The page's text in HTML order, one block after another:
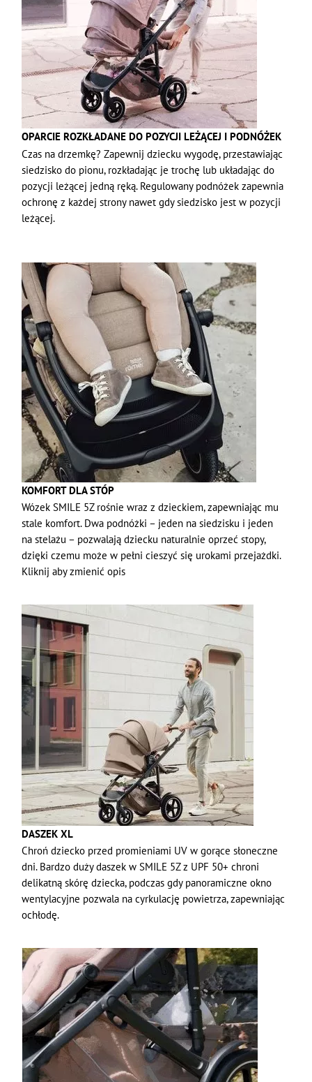
OPARCIE ROZKŁADANE DO POZYCJI LEŻĄCEJ I PODNÓŻEK
Czas na drzemkę? Zapewnij dziecku wygodę, przestawiając
siedzisko do pionu, rozkładając je trochę lub układając do
pozycji leżącej jedną ręką. Regulowany podnóżek zapewnia
ochronę z każdej strony nawet gdy siedzisko jest w pozycji
leżącej.
KOMFORT DLA STÓP
Wózek SMILE 5Z rośnie wraz z dzieckiem, zapewniając mu
stale komfort. Dwa podnóżki – jeden na siedzisku i jeden
na stelażu – pozwalają dziecku naturalnie oprzeć stopy,
dzięki czemu może w pełni cieszyć się urokami przejażdki.
Kliknij aby zmienić opis
DASZEK XL
Chroń dziecko przed promieniami UV w gorące słoneczne
dni. Bardzo duży daszek w SMILE 5Z z UPF 50+ chroni
delikatną skórę dziecka, podczas gdy panoramiczne okno
wentylacyjne pozwala na cyrkulację powietrza, zapewniając
ochłodę.